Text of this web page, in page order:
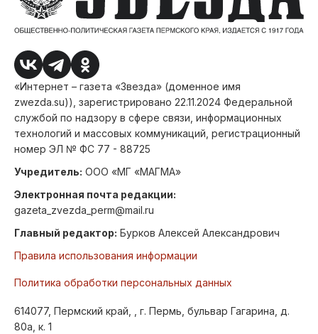
«Интернет – газета «Звезда» (доменное имя
zwezda.su)), зарегистрировано 22.11.2024 Федеральной
службой по надзору в сфере связи, информационных
технологий и массовых коммуникаций, регистрационный
номер ЭЛ № ФС 77 - 88725
Учредитель: ООО «МГ «МАГМА»
Электронная почта редакции:
gazeta_zvezda_perm@mail.ru
Главный редактор: Бурков Алексей Александрович
Правила использования информации
Политика обработки персональных данных
614077, Пермский край, , г. Пермь, бульвар Гагарина, д.
80а, к. 1